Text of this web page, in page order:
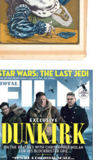
TOTAL FILM #260 –
SUMMER 2017